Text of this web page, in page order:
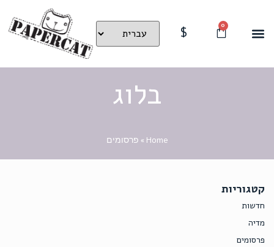
0
$
בלוג
Home
» פרסומים
קטגוריות
חדשות
מדיה
פרסומים